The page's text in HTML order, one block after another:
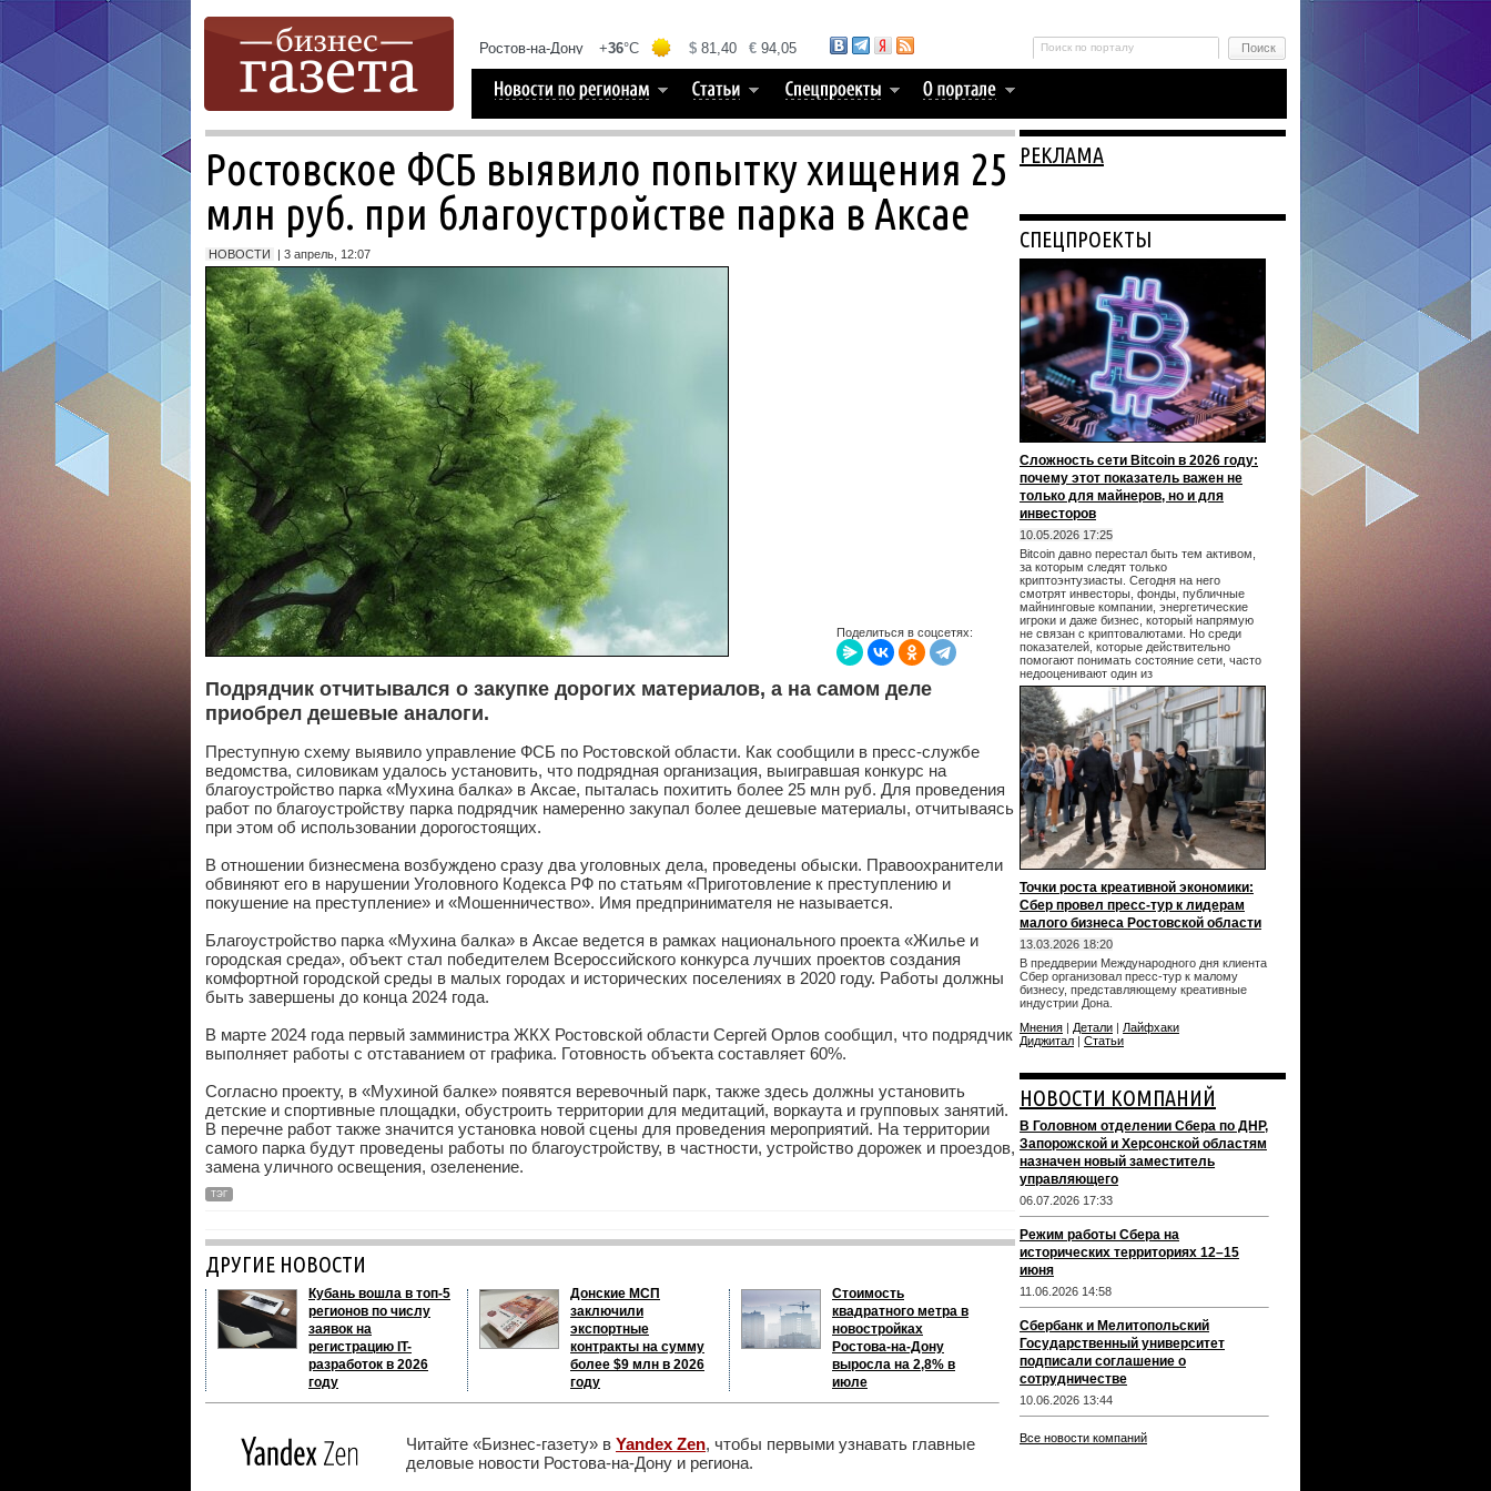
Ростовское ФСБ выявило попытку хищения 25
млн руб. при благоустройстве парка в Аксае
НОВОСТИ | 3 апрель, 12:07
Поделиться в соцсетях:
Подрядчик отчитывался о закупке дорогих материалов, а на самом деле
приобрел дешевые аналоги.
Преступную схему выявило управление ФСБ по Ростовской области. Как сообщили в пресс-службе
ведомства, силовикам удалось установить, что подрядная организация, выигравшая конкурс на
благоустройство парка «Мухина балка» в Аксае, пыталась похитить более 25 млн руб. Для проведения
работ по благоустройству парка подрядчик намеренно закупал более дешевые материалы, отчитываясь
при этом об использовании дорогостоящих.
В отношении бизнесмена возбуждено сразу два уголовных дела, проведены обыски. Правоохранители
обвиняют его в нарушении Уголовного Кодекса РФ по статьям «Приготовление к преступлению и
покушение на преступление» и «Мошенничество». Имя предпринимателя не называется.
Благоустройство парка «Мухина балка» в Аксае ведется в рамках национального проекта «Жилье и
городская среда», объект стал победителем Всероссийского конкурса лучших проектов создания
комфортной городской среды в малых городах и исторических поселениях в 2020 году. Работы должны
быть завершены до конца 2024 года.
В марте 2024 года первый замминистра ЖКХ Ростовской области Сергей Орлов сообщил, что подрядчик
выполняет работы с отставанием от графика. Готовность объекта составляет 60%.
Согласно проекту, в «Мухиной балке» появятся веревочный парк, также здесь должны установить
детские и спортивные площадки, обустроить территории для медитаций, воркаута и групповых занятий.
В перечне работ также значится установка новой сцены для проведения мероприятий. На территории
самого парка будут проведены работы по благоустройству, в частности, устройство дорожек и проездов,
замена уличного освещения, озеленение.
ТЭГ
ДРУГИЕ НОВОСТИ
Кубань вошла в топ-5
регионов по числу
заявок на
регистрацию IT-
разработок в 2026
году
Донские МСП
заключили
экспортные
контракты на сумму
более $9 млн в 2026
году
Стоимость
квадратного метра в
новостройках
Ростова-на-Дону
выросла на 2,8% в
июле
Читайте «Бизнес-газету» в Yandex Zen, чтобы первыми узнавать главные
деловые новости Ростова-на-Дону и региона.
РЕКЛАМА
СПЕЦПРОЕКТЫ
Сложность сети Bitcoin в 2026 году:
почему этот показатель важен не
только для майнеров, но и для
инвесторов
10.05.2026 17:25
Bitcoin давно перестал быть тем активом,
за которым следят только
криптоэнтузиасты. Сегодня на него
смотрят инвесторы, фонды, публичные
майнинговые компании, энергетические
игроки и даже бизнес, который напрямую
не связан с криптовалютами. Но среди
показателей, которые действительно
помогают понимать состояние сети, часто
недооценивают один из
Точки роста креативной экономики:
Сбер провел пресс-тур к лидерам
малого бизнеса Ростовской области
13.03.2026 18:20
В преддверии Международного дня клиента
Сбер организовал пресс-тур к малому
бизнесу, представляющему креативные
индустрии Дона.
Мнения | Детали | Лайфхаки
Диджитал | Статьи
НОВОСТИ КОМПАНИЙ
В Головном отделении Сбера по ДНР,
Запорожской и Херсонской областям
назначен новый заместитель
управляющего
06.07.2026 17:33
Режим работы Сбера на
исторических территориях 12–15
июня
11.06.2026 14:58
Сбербанк и Мелитопольский
Государственный университет
подписали соглашение о
сотрудничестве
10.06.2026 13:44
Все новости компаний